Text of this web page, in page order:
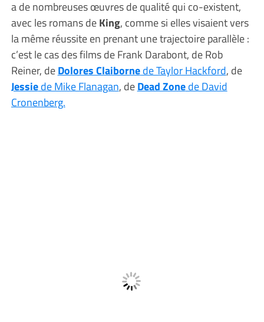
a de nombreuses œuvres de qualité qui co-existent,
avec les romans deKing, comme si elles visaient vers
la même réussite en prenant une trajectoire parallèle :
c’est le cas des films de Frank Darabont, de Rob
Reiner, deDolores Claibornede Taylor Hackford, de
Jessiede Mike Flanagan, deDead Zonede David
Cronenberg.